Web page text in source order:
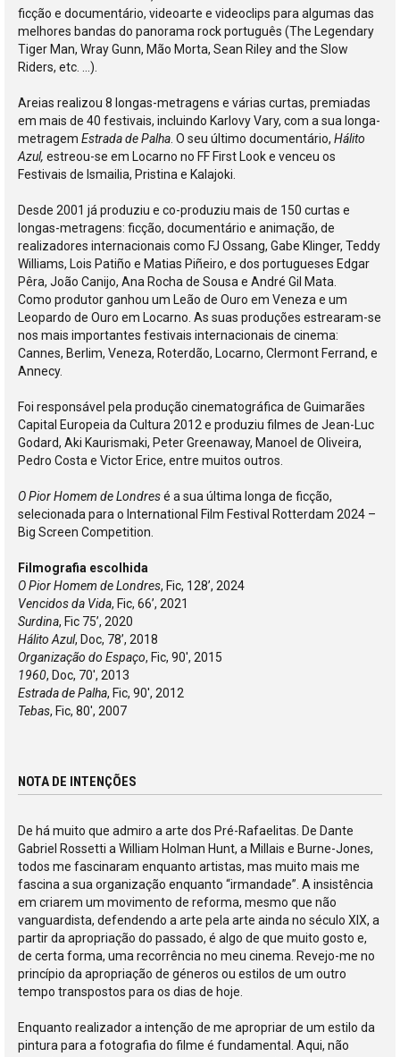
ficção e documentário, videoarte e videoclips para algumas das
melhores bandas do panorama rock português (The Legendary
Tiger Man, Wray Gunn, Mão Morta, Sean Riley and the Slow
Riders, etc. ...).
Areias realizou 8 longas-metragens e várias curtas, premiadas
em mais de 40 festivais, incluindo Karlovy Vary, com a sua longa-
metragem Estrada de Palha . O seu último documentário, Hálito
Azul, estreou-se em Locarno no FF First Look e venceu os
Festivais de Ismailia, Pristina e Kalajoki.
Desde 2001 já produziu e co-produziu mais de 150 curtas e
longas-metragens: ficção, documentário e animação, de
realizadores internacionais como FJ Ossang, Gabe Klinger, Teddy
Williams, Lois Patiño e Matias Piñeiro, e dos portugueses Edgar
Pêra, João Canijo, Ana Rocha de Sousa e André Gil Mata.
Como produtor ganhou um Leão de Ouro em Veneza e um
Leopardo de Ouro em Locarno. As suas produções estrearam-se
nos mais importantes festivais internacionais de cinema:
Cannes, Berlim, Veneza, Roterdão, Locarno, Clermont Ferrand, e
Annecy.
Foi responsável pela produção cinematográfica de Guimarães
Capital Europeia da Cultura 2012 e produziu filmes de Jean-Luc
Godard, Aki Kaurismaki, Peter Greenaway, Manoel de Oliveira,
Pedro Costa e Victor Erice, entre muitos outros.
O Pior Homem de Londresé a sua última longa de ficção,
selecionada para o International Film Festival Rotterdam 2024 –
Big Screen Competition.
Filmografia escolhida
O Pior Homem de Londres, Fic, 128’, 2024
Vencidos da Vida, Fic, 66’, 2021
Surdina, Fic 75’, 2020
Hálito Azul, Doc, 78’, 2018
Organização do Espaço, Fic, 90', 2015
1960, Doc, 70', 2013
Estrada de Palha, Fic, 90', 2012
Tebas, Fic, 80', 2007
NOTA DE INTENÇÕES
De há muito que admiro a arte dos Pré-Rafaelitas. De Dante
Gabriel Rossetti a William Holman Hunt, a Millais e Burne-Jones,
todos me fascinaram enquanto artistas, mas muito mais me
fascina a sua organização enquanto “irmandade”. A insistência
em criarem um movimento de reforma, mesmo que não
vanguardista, defendendo a arte pela arte ainda no século XIX, a
partir da apropriação do passado, é algo de que muito gosto e,
de certa forma, uma recorrência no meu cinema. Revejo-me no
princípio da apropriação de géneros ou estilos de um outro
tempo transpostos para os dias de hoje.
Enquanto realizador a intenção de me apropriar de um estilo da
pintura para a fotografia do filme é fundamental. Aqui, não